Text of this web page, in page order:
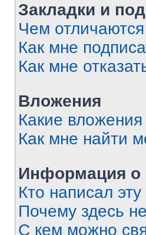
Закладки и
Чем
Как мне
Как мне
Вложения
Какие
Как мне найти
Информация о
Кто написал
Почему здесь
С кем можно